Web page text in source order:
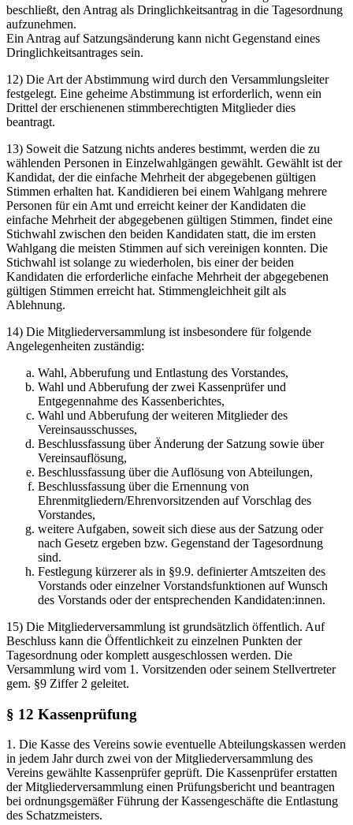
beschließt, den Antrag als Dringlichkeitsantrag in die Tagesordnung
aufzunehmen.
Ein Antrag auf Satzungsänderung kann nicht Gegenstand eines
Dringlichkeitsantrages sein.
12) Die Art der Abstimmung wird durch den Versammlungsleiter
festgelegt. Eine geheime Abstimmung ist erforderlich, wenn ein
Drittel der erschienenen stimmberechtigten Mitglieder dies
beantragt.
13) Soweit die Satzung nichts anderes bestimmt, werden die zu
wählenden Personen in Einzelwahlgängen gewählt. Gewählt ist der
Kandidat, der die einfache Mehrheit der abgegebenen gültigen
Stimmen erhalten hat. Kandidieren bei einem Wahlgang mehrere
Personen für ein Amt und erreicht keiner der Kandidaten die
einfache Mehrheit der abgegebenen gültigen Stimmen, findet eine
Stichwahl zwischen den beiden Kandidaten statt, die im ersten
Wahlgang die meisten Stimmen auf sich vereinigen konnten. Die
Stichwahl ist solange zu wiederholen, bis einer der beiden
Kandidaten die erforderliche einfache Mehrheit der abgegebenen
gültigen Stimmen erreicht hat. Stimmengleichheit gilt als
Ablehnung.
14) Die Mitgliederversammlung ist insbesondere für folgende
Angelegenheiten zuständig:
Wahl, Abberufung und Entlastung des Vorstandes,
Wahl und Abberufung der zwei Kassenprüfer und
Entgegennahme des Kassenberichtes,
Wahl und Abberufung der weiteren Mitglieder des
Vereinsausschusses,
Beschlussfassung über Änderung der Satzung sowie über
Vereinsauflösung,
Beschlussfassung über die Auflösung von Abteilungen,
Beschlussfassung über die Ernennung von
Ehrenmitgliedern/Ehrenvorsitzenden auf Vorschlag des
Vorstandes,
weitere Aufgaben, soweit sich diese aus der Satzung oder
nach Gesetz ergeben bzw. Gegenstand der Tagesordnung
sind.
Festlegung kürzerer als in §9.9. definierter Amtszeiten des
Vorstands oder einzelner Vorstandsfunktionen auf Wunsch
des Vorstands oder der entsprechenden Kandidaten:innen.
15) Die Mitgliederversammlung ist grundsätzlich öffentlich. Auf
Beschluss kann die Öffentlichkeit zu einzelnen Punkten der
Tagesordnung oder komplett ausgeschlossen werden. Die
Versammlung wird vom 1. Vorsitzenden oder seinem Stellvertreter
gem. §9 Ziffer 2 geleitet.
§ 12 Kassenprüfung
1. Die Kasse des Vereins sowie eventuelle Abteilungskassen werden
in jedem Jahr durch zwei von der Mitgliederversammlung des
Vereins gewählte Kassenprüfer geprüft. Die Kassenprüfer erstatten
der Mitgliederversammlung einen Prüfungsbericht und beantragen
bei ordnungsgemäßer Führung der Kassengeschäfte die Entlastung
des Schatzmeisters.